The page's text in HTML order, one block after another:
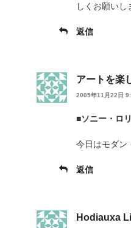
しくお願いし
返信
アートを楽
2005年11月22日
■ソニー・ロ
今日はモダン
返信
Hodiauxa